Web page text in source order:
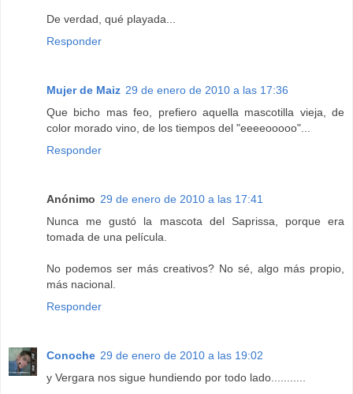
De verdad, qué playada...
Responder
Mujer de Maiz 29 de enero de 2010 a las 17:36
Que bicho mas feo, prefiero aquella mascotilla vieja, de
color morado vino, de los tiempos del "eeeeooooo"...
Responder
Anónimo 29 de enero de 2010 a las 17:41
Nunca me gustó la mascota del Saprissa, porque era
tomada de una película.
No podemos ser más creativos? No sé, algo más propio,
más nacional.
Responder
Conoche 29 de enero de 2010 a las 19:02
y Vergara nos sigue hundiendo por todo lado...........